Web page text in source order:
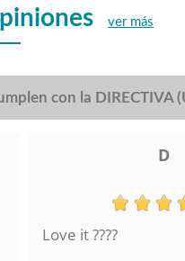
ver más
con la DIRECTIVA
D
Love it ????